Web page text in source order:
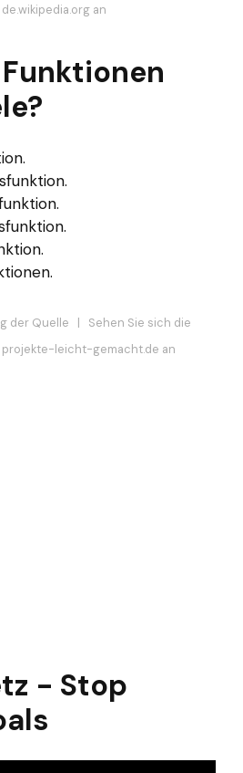
an
der Quelle | Sehen Sie sich die
leicht-gemacht.de an
- Stop